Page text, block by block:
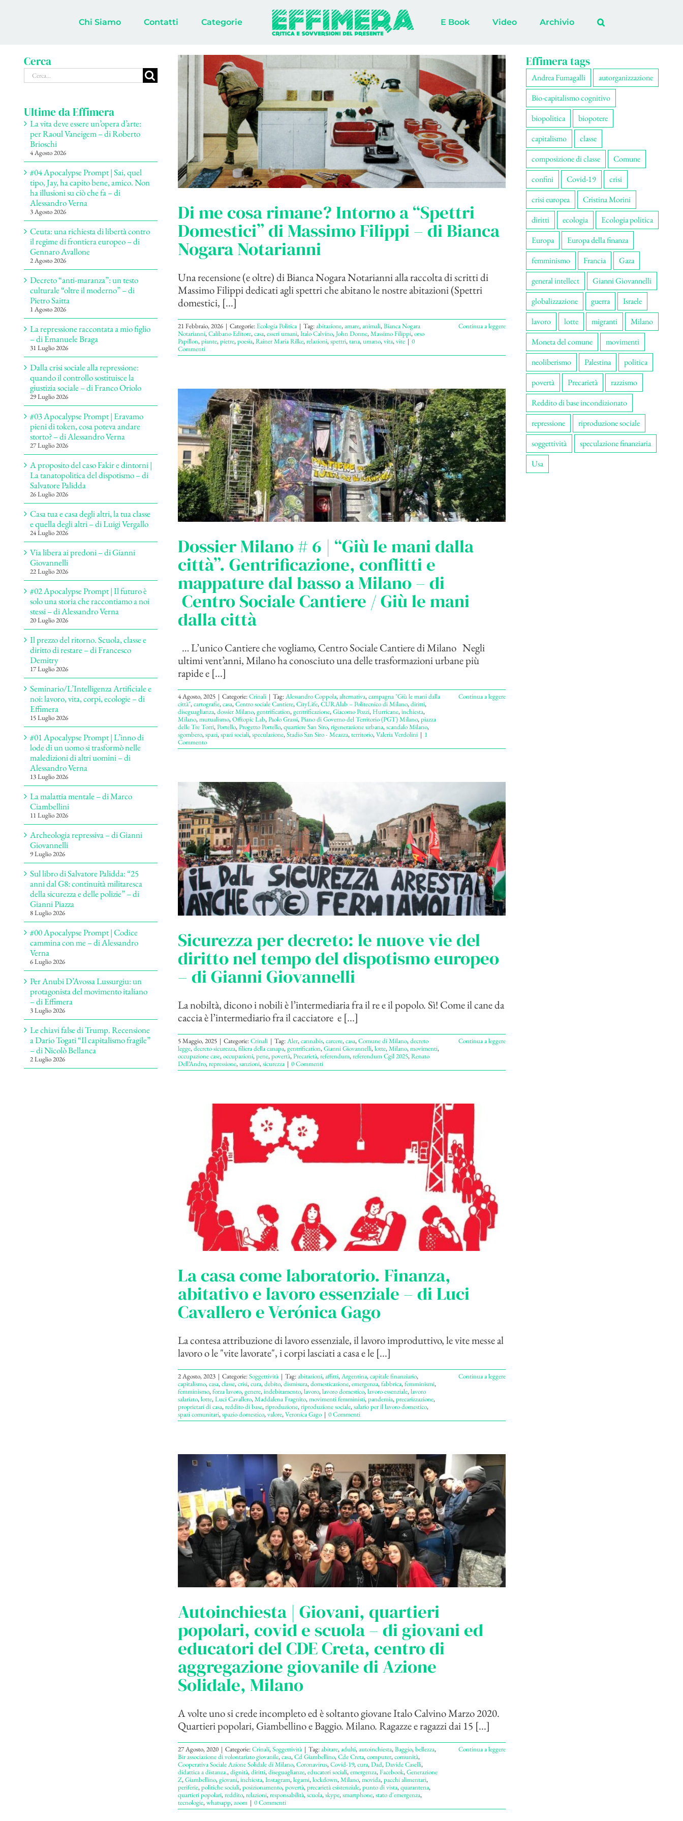
Chi Siamo Contatti Categorie E Book Video Archivio
Di me cosa rimane? Intorno a “Spettri
Domestici” di Massimo Filippi – di Bianca
Nogara Notarianni
Una recensione (e oltre) di Bianca Nogara Notarianni alla raccolta di scritti di
Massimo Filippi dedicati agli spettri che abitano le nostre abitazioni (Spettri
domestici, [...]
21 Febbraio, 2026 | Categorie:Ecologia Politica | Tag:abitazione,amare,animali,Bianca Nogara
Notarianni,Calibano Editore,casa,esseri umani,Italo Calvino,John Donne,Massimo Filippi,orso
Papillon,piante,pietre,poesia,Rainer Maria Rilke,relazioni,spettri,tana,umano,vita,vite | 0
Commenti
Continua a leggere
Dossier Milano # 6 | “Giù le mani dalla
città”. Gentrificazione, conflitti e
mappature dal basso a Milano – di
Centro Sociale Cantiere / Giù le mani
dalla città
… L’unico Cantiere che vogliamo, Centro Sociale Cantiere di Milano Negli
ultimi vent’anni, Milano ha conosciuto una delle trasformazioni urbane più
rapide e [...]
4 Agosto, 2025 | Categorie:Crinali | Tag:Alessandro Coppola,alternativa,campagna "Giù le mani dalla
città",cartografie,casa,Centro sociale Cantiere,CityLife,CURAlab – Politecnico di Milano,diritti,
diseguaglianza,dossier Milano,gentrification,gentrificazione,Giacomo Pozzi,Hurricane,inchiesta,
Milano,mutualismo,Offtopic Lab,Paolo Grassi,Piano di Governo del Territorio (PGT) Milano,piazza
delle Tre Torri,Portello,Progetto Portello,quartiere San Siro,rigenerazione urbana,scandalo Milano,
sgombero,spazi,spazi sociali,speculazione,Stadio San Siro - Meazza,territorio,Valeria Verdolini | 1
Commento
Continua a leggere
Sicurezza per decreto: le nuove vie del
diritto nel tempo del dispotismo europeo
– di Gianni Giovannelli
La nobiltà, dicono i nobili è l’intermediaria fra il re e il popolo. Sì! Come il cane da
caccia è l’intermediario fra il cacciatore e [...]
5 Maggio, 2025 | Categorie:Crinali | Tag:Aler,cannabis,carcere,casa,Comune di Milano,decreto
legge,decreto sicurezza,filiera della canapa,gentrification,Gianni Giovannelli,lotte,Milano,movimenti,
occupazione case,occupazioni,pene,povertà,Precarietà,referendum,referendum Cgil 2025,Renato
Dell’Andro,repressione,sanzioni,sicurezza | 0 Commenti
Continua a leggere
La casa come laboratorio. Finanza,
abitativo e lavoro essenziale – di Luci
Cavallero e Verónica Gago
La contesa attribuzione di lavoro essenziale, il lavoro improduttivo, le vite messe al
lavoro o le "vite lavorate", i corpi lasciati a casa e le [...]
2 Agosto, 2023 | Categorie:Soggettività | Tag:abitazioni,affitti,Argentina,capitale finanziario,
capitalismo,casa,classe,crisi,cura,debito,dismisura,domesticazione,emergenza,fabbrica,femminismi,
femminismo,forza lavoro,genere,indebitamento,lavoro,lavoro domestico,lavoro essenziale,lavoro
salariato,lotte,Luci Cavallero,Maddalena Fragnito,movimenti femministi,pandemia,precarizzazione,
proprietari di casa,reddito di base,riproduzione,riproduzione sociale,salario per il lavoro domestico,
spazi comunitari,spazio domestico,valore,Veronica Gago | 0 Commenti
Continua a leggere
Autoinchiesta | Giovani, quartieri
popolari, covid e scuola – di giovani ed
educatori del CDE Creta, centro di
aggregazione giovanile di Azione
Solidale, Milano
A volte uno si crede incompleto ed è soltanto giovane Italo Calvino Marzo 2020.
Quartieri popolari, Giambellino e Baggio. Milano. Ragazze e ragazzi dai 15 [...]
27 Agosto, 2020 | Categorie:Crinali,Soggettività | Tag:abitare,adulti,autoinchiesta,Baggio,bellezza,
Bir associazione di volontariato giovanile,casa,Cd Giambellino,Cde Creta,computer,comunità,
Cooperativa Sociale Azione Solidale di Milano,Coronavirus,Covid-19,cura,Dad,Davide Caselli,
didattica a distanza.,dignità,diritti,diseguaglianze,educatori sociali,emergenza,Facebook,Generazione
Z,Giambellino,giovani,inchiesta,Instagram,legami,lockdown,Milano,movida,pacchi alimentari,
periferie,politiche sociali,posizionamento,povertà,precarietà esistenziale,punto di vista,quarantena,
quartieri popolari,reddito,relazioni,responsabilità,scuola,skype,smartphone,stato d'emergenza,
tecnologie,whatsapp,zoom | 0 Commenti
Continua a leggere
Cerca
Cerca
per:
Ultime da Effimera
La vita deve essere un’opera d’arte:
per Raoul Vaneigem – di Roberto
Brioschi
4 Agosto 2026
#04 Apocalypse Prompt | Sai, quel
tipo, Jay, ha capito bene, amico. Non
ha illusioni su ciò che fa – di
Alessandro Verna
3 Agosto 2026
Ceuta: una richiesta di libertà contro
il regime di frontiera europeo – di
Gennaro Avallone
2 Agosto 2026
Decreto “anti-maranza”: un testo
culturale “oltre il moderno” – di
Pietro Saitta
1 Agosto 2026
La repressione raccontata a mio figlio
– di Emanuele Braga
31 Luglio 2026
Dalla crisi sociale alla repressione:
quando il controllo sostituisce la
giustizia sociale – di Franco Oriolo
29 Luglio 2026
#03 Apocalypse Prompt | Eravamo
pieni di token, cosa poteva andare
storto? – di Alessandro Verna
27 Luglio 2026
A proposito del caso Fakir e dintorni |
La tanatopolitica del dispotismo – di
Salvatore Palidda
26 Luglio 2026
Casa tua e casa degli altri, la tua classe
e quella degli altri – di Luigi Vergallo
24 Luglio 2026
Via libera ai predoni – di Gianni
Giovannelli
22 Luglio 2026
#02 Apocalypse Prompt | Il futuro è
solo una storia che raccontiamo a noi
stessi – di Alessandro Verna
20 Luglio 2026
Il prezzo del ritorno. Scuola, classe e
diritto di restare – di Francesco
Demitry
17 Luglio 2026
Seminario/L’Intelligenza Artificiale e
noi: lavoro, vita, corpi, ecologie – di
Effimera
15 Luglio 2026
#01 Apocalypse Prompt | L’inno di
lode di un uomo si trasformò nelle
maledizioni di altri uomini – di
Alessandro Verna
13 Luglio 2026
La malattia mentale – di Marco
Ciambellini
11 Luglio 2026
Archeologia repressiva – di Gianni
Giovannelli
9 Luglio 2026
Sul libro di Salvatore Palidda: “25
anni dal G8: continuità militaresca
della sicurezza e delle polizie” – di
Gianni Piazza
8 Luglio 2026
#00 Apocalypse Prompt | Codice
cammina con me – di Alessandro
Verna
6 Luglio 2026
Per Anubi D’Avossa Lussurgiu: un
protagonista del movimento italiano
– di Effimera
3 Luglio 2026
Le chiavi false di Trump. Recensione
a Dario Togati “Il capitalismo fragile”
– di Nicolò Bellanca
2 Luglio 2026
Effimera tags
Andrea Fumagalli
autorganizzazione
Bio-capitalismo cognitivo
biopolitica
biopotere
capitalismo
classe
composizione di classe
Comune
confini
Covid-19
crisi
crisi europea
Cristina Morini
diritti
ecologia
Ecologia politica
Europa
Europa della finanza
femminismo
Francia
Gaza
general intellect
Gianni Giovannelli
globalizzazione
guerra
Israele
lavoro
lotte migranti
Milano
Moneta del comune
movimenti
neoliberismo
Palestina
politica
povertà
Precarietà
razzismo
Reddito di base incondizionato
repressione
riproduzione sociale
soggettività
speculazione finanziaria
Usa